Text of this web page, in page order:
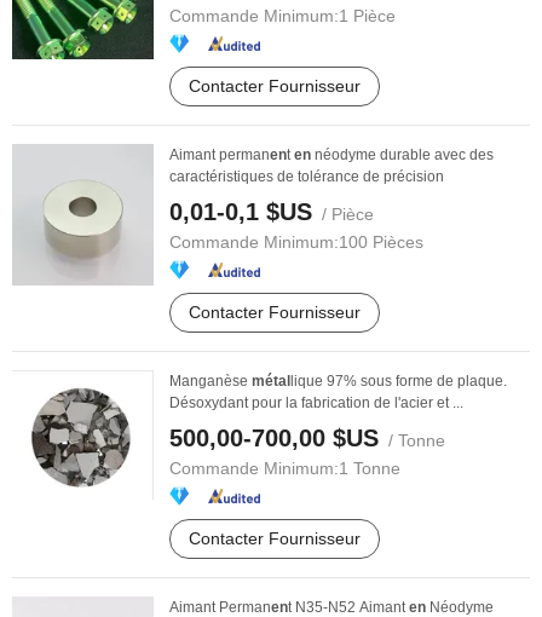
Commande Minimum:1 Pièce
Contacter Fournisseur
Aimant permanenten néodyme durable avec des
caractéristiques de tolérance de précision
0,01-0,1 $US / Pièce
Commande Minimum:100 Pièces
Contacter Fournisseur
Manganèse métal lique 97% sous forme de plaque.
Désoxydant pour la fabrication de l'acier et ...
500,00-700,00 $US / Tonne
Commande Minimum:1 Tonne
Contacter Fournisseur
Aimant Permanent N35-N52 Aimanten Néodyme